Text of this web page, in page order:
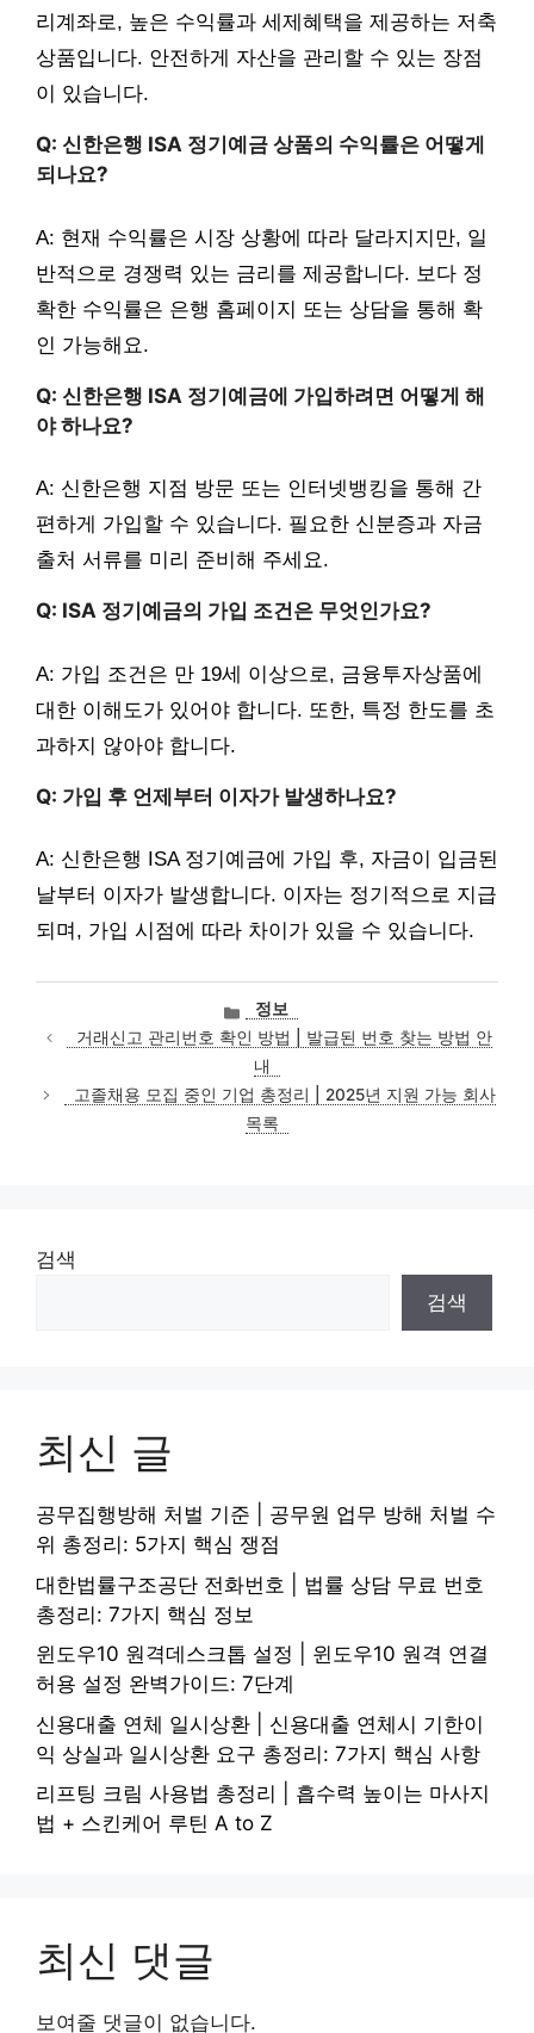
리계좌로, 높은 수익률과 세제혜택을 제공하는 저축
상품입니다. 안전하게 자산을 관리할 수 있는 장점
이 있습니다.
Q: 신한은행 ISA 정기예금 상품의 수익률은 어떻게
되나요?
A: 현재 수익률은 시장 상황에 따라 달라지지만, 일
반적으로 경쟁력 있는 금리를 제공합니다. 보다 정
확한 수익률은 은행 홈페이지 또는 상담을 통해 확
인 가능해요.
Q: 신한은행 ISA 정기예금에 가입하려면 어떻게 해
야 하나요?
A: 신한은행 지점 방문 또는 인터넷뱅킹을 통해 간
편하게 가입할 수 있습니다. 필요한 신분증과 자금
출처 서류를 미리 준비해 주세요.
Q: ISA 정기예금의 가입 조건은 무엇인가요?
A: 가입 조건은 만 19세 이상으로, 금융투자상품에
대한 이해도가 있어야 합니다. 또한, 특정 한도를 초
과하지 않아야 합니다.
Q: 가입 후 언제부터 이자가 발생하나요?
A: 신한은행 ISA 정기예금에 가입 후, 자금이 입금된
날부터 이자가 발생합니다. 이자는 정기적으로 지급
되며, 가입 시점에 따라 차이가 있을 수 있습니다.
카
테
고
리
정보
거래신고 관리번호 확인 방법 | 발급된 번호 찾는 방법 안
내
고졸채용 모집 중인 기업 총정리 | 2025년 지원 가능 회사
목록
검색
검색
최신 글
공무집행방해 처벌 기준 | 공무원 업무 방해 처벌 수
위 총정리: 5가지 핵심 쟁점
대한법률구조공단 전화번호 | 법률 상담 무료 번호
총정리: 7가지 핵심 정보
윈도우10 원격데스크톱 설정 | 윈도우10 원격 연결
허용 설정 완벽가이드: 7단계
신용대출 연체 일시상환 | 신용대출 연체시 기한이
익 상실과 일시상환 요구 총정리: 7가지 핵심 사항
리프팅 크림 사용법 총정리 | 흡수력 높이는 마사지
법 + 스킨케어 루틴 A to Z
최신 댓글
보여줄 댓글이 없습니다.